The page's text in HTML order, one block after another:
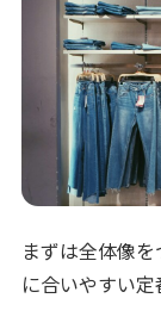
まずは全体像
に合いやすい定